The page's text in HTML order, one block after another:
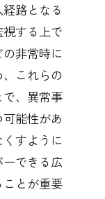
路となる
する上で
非常時に
これらの
、異常事
能性があ
すように
できる広
とが重要